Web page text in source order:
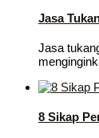
Jasa
Jasa
8 Sikap